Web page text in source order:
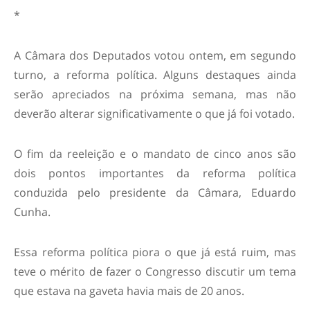
*
A Câmara dos Deputados votou ontem, em segundo
turno, a reforma política. Alguns destaques ainda
serão apreciados na próxima semana, mas não
deverão alterar significativamente o que já foi votado.
O fim da reeleição e o mandato de cinco anos são
dois pontos importantes da reforma política
conduzida pelo presidente da Câmara, Eduardo
Cunha.
Essa reforma política piora o que já está ruim, mas
teve o mérito de fazer o Congresso discutir um tema
que estava na gaveta havia mais de 20 anos.